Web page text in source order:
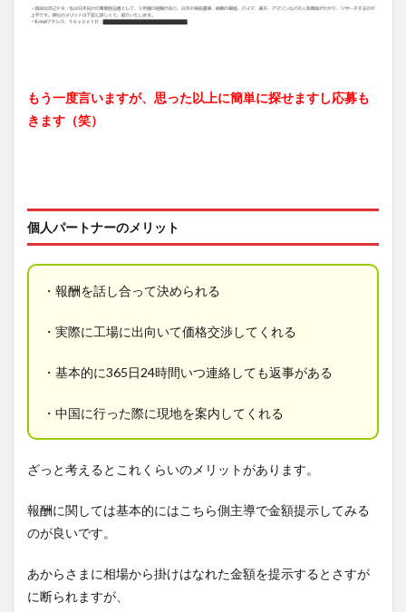
もう一度言いますが、思った以上に簡単に探せますし応募も
きます（笑）
個人パートナーのメリット
・報酬を話し合って決められる
・実際に工場に出向いて価格交渉してくれる
・基本的に365日24時間いつ連絡しても返事がある
・中国に行った際に現地を案内してくれる
ざっと考えるとこれくらいのメリットがあります。
報酬に関しては基本的にはこちら側主導で金額提示してみる
のが良いです。
あからさまに相場から掛けはなれた金額を提示するとさすが
に断られますが、